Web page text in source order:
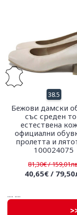
38.5
Бежови дамски
със среден
естествена
официални
пролетта и
100024075
81,30€ /
40,65€ /
.... ....
>